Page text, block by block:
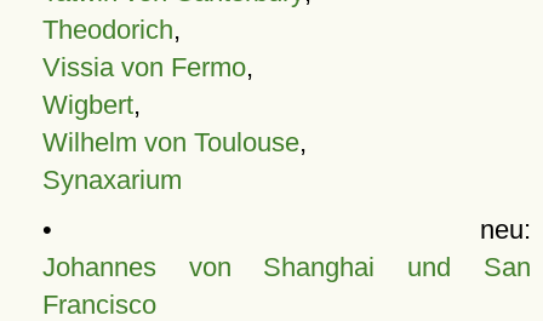
Theodorich,
Vissia von Fermo,
Wigbert,
Wilhelm von Toulouse,
Synaxarium
• neu:
Johannes von Shanghai und San
Francisco